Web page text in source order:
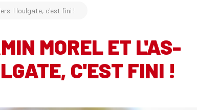
Houlgate, c'est fini !
MOREL ET L'AS-
C'EST FINI !